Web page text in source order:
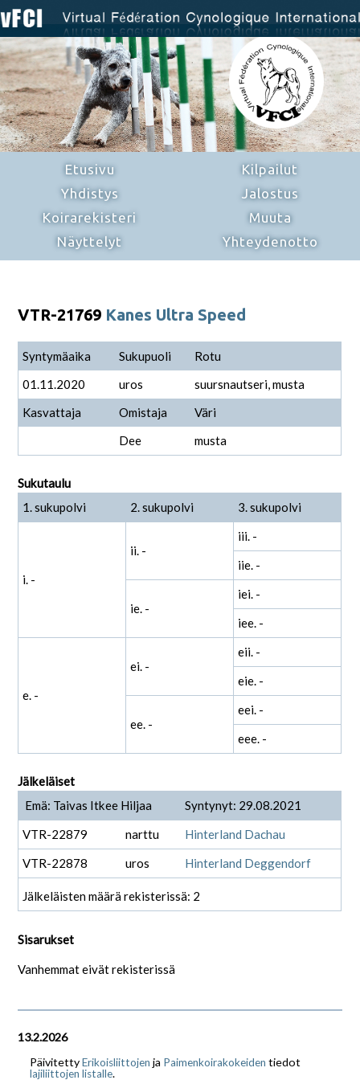
Etusivu
Yhdistys
Koirarekisteri
Näyttelyt
Kilpailut
Jalostus
Muuta
Yhteydenotto
VTR-21769 Kanes Ultra Speed
Syntymäaika Sukupuoli
Rotu
01.11.2020
uros
suursnautseri, musta
Kasvattaja
Omistaja
Väri
Dee
musta
Sukutaulu
1. sukupolvi
2. sukupolvi 3. sukupolvi
i. -
ii. -
iii. -
iie. -
ie. -
iei. -
iee. -
e. -
ei. -
eii. -
eie. -
ee. -
eei. -
eee. -
Jälkeläiset
Emä: Taivas Itkee Hiljaa
Syntynyt: 29.08.2021
VTR-22879
narttu
Hinterland Dachau
VTR-22878
uros Hinterland Deggendorf
Jälkeläisten määrä rekisterissä: 2
Sisarukset
Vanhemmat eivät rekisterissä
13.2.2026
PäivitettyErikoisliittojen ja Paimenkoirakokeiden tiedot
lajiliittojen listalle.